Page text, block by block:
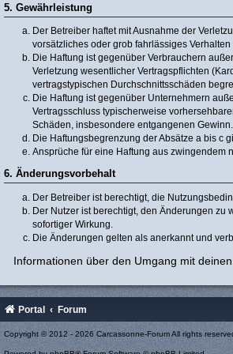
5. Gewährleistung
Der Betreiber haftet mit Ausnahme der
vorsätzliches oder grob fahrlässiges
Die Haftung ist gegenüber Verbrauchern
Verletzung wesentlicher Vertragspflichten
vertragstypischen Durchschnittsschäden
Die Haftung ist gegenüber Unternehmern
Vertragsschluss typischerweise
Schäden, insbesondere entgangenen Gewinn.
Die Haftungsbegrenzung der Absätze a bis c
Ansprüche für eine Haftung aus zwingendem
6. Änderungsvorbehalt
Der Betreiber ist berechtigt, die
Der Nutzer ist berechtigt, den Änderungen zu
sofortiger Wirkung.
Die Änderungen gelten als anerkannt und
Informationen über den Umgang mit
Portal Forum
Copyright © 2012 - 2026 Carcassonne-Forum All rights